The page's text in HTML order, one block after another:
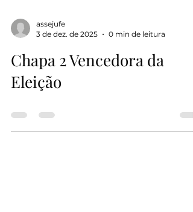
assejufe
3 de dez. de 2025
Chapa 2 Vencedora da
Eleição